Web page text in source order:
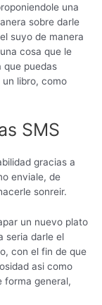
una
sobre darle
suyo de manera
cosa que le
que puedas
libro, como
SMS
gracias a
enviale, de
sonreir.
un nuevo plato
seri­a darle el
con el fin de que
asi­ como
forma general,